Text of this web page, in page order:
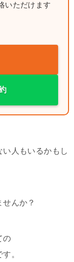
いただけます
人もいるかもし
んか？
の
。